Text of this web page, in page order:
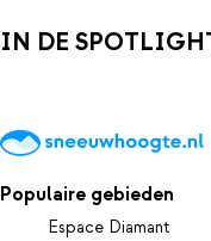
IN DE
Populaire gebieden
Espace Diamant